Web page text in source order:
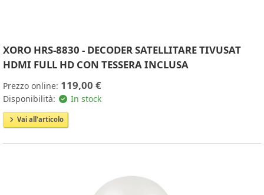
XORO HRS-8830 - DECODER SATELLITARE TIVUSAT
HDMI FULL HD CON TESSERA INCLUSA
Prezzo online: 119,00 €
Disponibilità: In stock
Vai all'articolo